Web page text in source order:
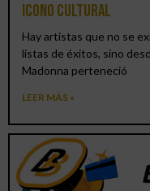
icono cultural
Hay artistas que no se
listas de éxitos, sino
Madonna perteneció
LEER MÁS »